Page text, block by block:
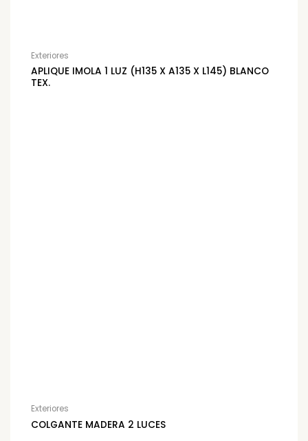
Exteriores
APLIQUE IMOLA 1 LUZ (H135 X A135 X L145) BLANCO
TEX.
Exteriores
COLGANTE MADERA 2 LUCES